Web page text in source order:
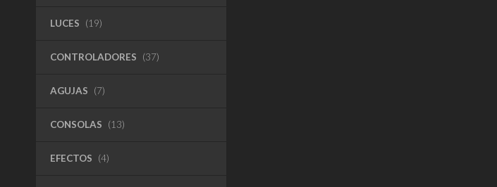
LUCES (19)
CONTROLADORES (37)
AGUJAS (7)
CONSOLAS (13)
EFECTOS (4)